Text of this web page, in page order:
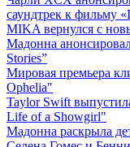
саундтрек к фильму
MIKA вернулся с
Мадонна
Stories”
Мировая премьера
Ophelia"
Taylor Swift
Life of a Showgirl"
Мадонна раскрыла